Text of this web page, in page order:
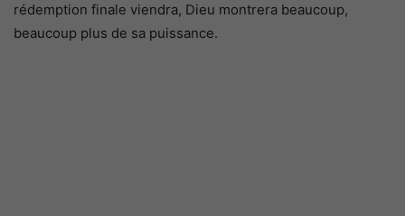
rédemption finale viendra, Dieu montrera beaucoup,
beaucoup plus de sa puissance.